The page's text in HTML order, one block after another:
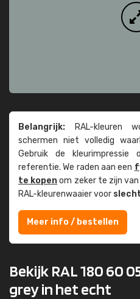
Belangrijk: RAL-kleuren
schermen niet volledig
Gebruik de
referentie. We raden aan een
te kopenom zeker te zijn
RAL-kleuren­waaier voor
Meer info / bestellen
Bekijk RAL 180 60
grey in het echt